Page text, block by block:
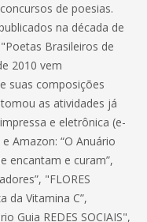
de poesias.
na década de
Brasileiros de
2010 vem
suas composições
as atividades já
e eletrônica (e-
Amazon: “O Anuário
encantam e curam”,
"FLORES
da Vitamina C”,
Guia REDES SOCIAIS",